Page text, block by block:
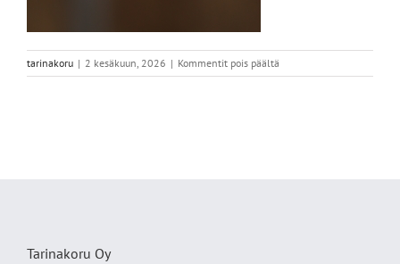
tarinakoru | 2 kesäkuun, 2026 | Kommentit pois päältä
IMG_7536
Tarinakoru Oy